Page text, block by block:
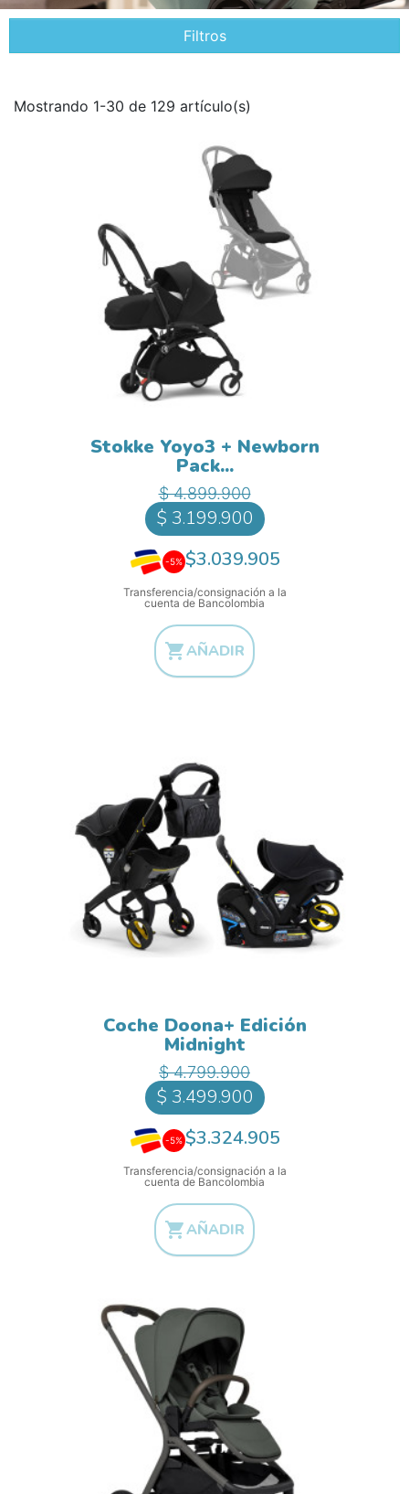
Filtros
Mostrando 1-30 de 129 artículo(s)
Stokke Yoyo3 + Newborn
Pack...Precio base
$ 4.899.900Precio
$ 3.199.900
-5% $3.039.905
Transferencia/consignación a la
cuenta de Bancolombia
AÑADIR
Coche Doona+ Edición
Midnight
Precio base
$ 4.799.900
$ 3.499.900
-5% $3.324.905
Transferencia/consignación a la
cuenta de Bancolombia
AÑADIR